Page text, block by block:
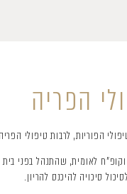
הפריה
הפוריות, לרבות טיפולי
סיכויה להיכנס להריון.